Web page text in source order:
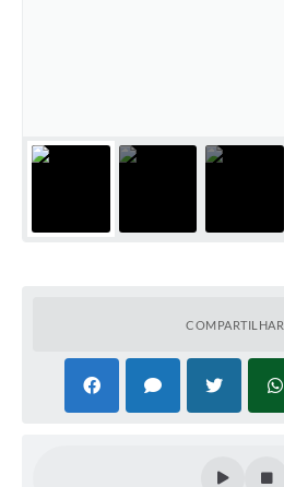
Plano Estratégico
Fale conosco
COMPARTILHAR